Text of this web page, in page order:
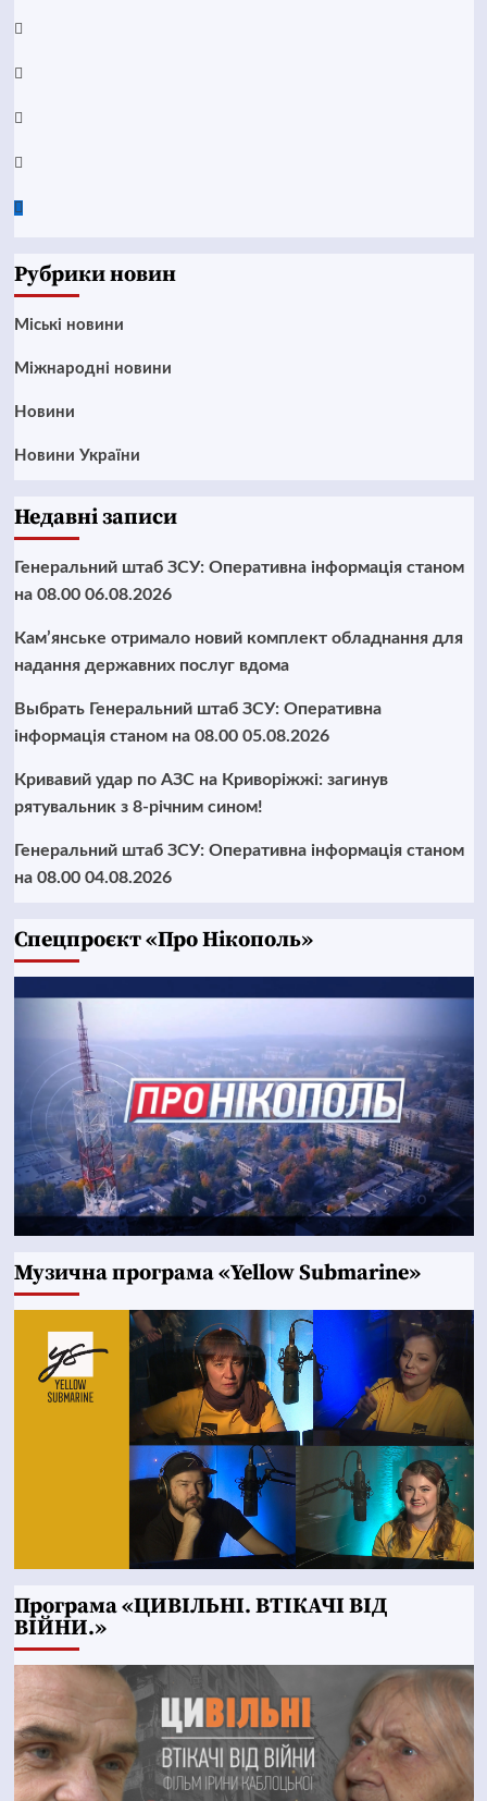
YouTube
Telegram
Instagram
Twitter
Google
Рубрики новин
Mіські новини
Міжнародні новини
Новини
Новини України
Недавні записи
Генеральний штаб ЗСУ: Оперативна інформація станом
на 08.00 06.08.2026
Кам’янське отримало новий комплект обладнання для
надання державних послуг вдома
Выбрать Генеральний штаб ЗСУ: Оперативна
інформація станом на 08.00 05.08.2026
Кривавий удар по АЗС на Криворіжжі: загинув
рятувальник з 8-річним сином!
Генеральний штаб ЗСУ: Оперативна інформація станом
на 08.00 04.08.2026
Cпецпроєкт «Про Нікополь»
Музична програма «Yellow Submarine»
Програма «ЦИВІЛЬНІ. ВТІКАЧІ ВІД
ВІЙНИ.»